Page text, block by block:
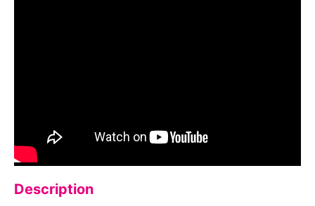
Description